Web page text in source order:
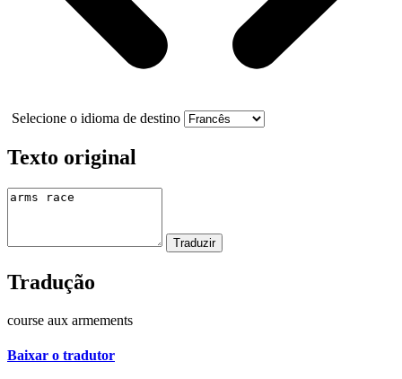
Selecione o idioma de destino
Texto original
Tradução
course aux armements
Baixar o tradutor